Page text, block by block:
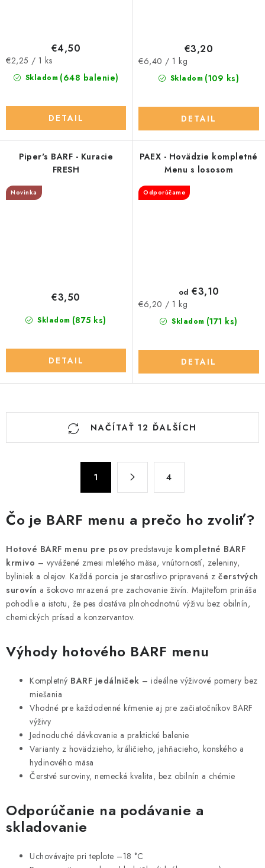
Skladom (648 balenie)
€4,50
Jednotková
cena:
€2,25 / 1 ks
DETAIL
Skladom (109 ks)
€3,20
Jednotková
€6,40 / 1 kg
DETAIL
Piper's BARF - Kuracie
FRESH
Novinka
Skladom (875 ks)
€3,50
DETAIL
PAEX - Hovädzie kompletné
Menu s lososom
Odporúčame
Skladom (171 ks)
od €3,10
Jednotková
€6,20 / 1 kg
DETAIL
c
i
e
p
r
v
k
y
ý
NAČÍTAŤ 12 ĎALŠÍCH
á
n
o
v
a
n
i
e
1 4
Čo je BARF menu a prečo ho zvoliť?
Hotové BARF menu pre psov predstavuje kompletné BARF
krmivo – vyvážené zmesi mletého mäsa, vnútorností, zeleniny,
byliniek a olejov. Každá porcia je starostlivo pripravená z čerstvých
surovín a šokovo mrazená pre zachovanie živín. Majiteľom prináša
pohodlie a istotu, že pes dostáva plnohodnotnú výživu bez obilnín,
chemických prísad a konzervantov.
Výhody hotového BARF menu
Kompletný BARF jedálniček – ideálne výživové pomery bez
miešania
Vhodné pre každodenné kŕmenie aj pre začiatočníkov BARF
výživy
Jednoduché dávkovanie a praktické balenie
Varianty z hovädzieho, králičieho, jahňacieho, konského a
hydinového mäsa
Čerstvé suroviny, nemecká kvalita, bez obilnín a chémie
Odporúčanie na podávanie a
skladovanie
Uchovávajte pri teplote –18 °C